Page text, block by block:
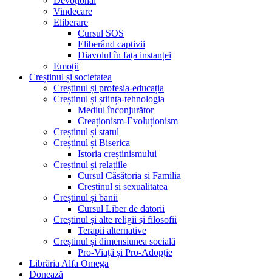
Vindecare
Eliberare
Cursul SOS
Eliberând captivii
Diavolul în fața instanței
Emoții
Creștinul și societatea
Creștinul și profesia-educația
Creștinul și știința-tehnologia
Mediul înconjurător
Creaționism-Evoluționism
Creștinul și statul
Creștinul și Biserica
Istoria creștinismului
Creștinul și relațiile
Cursul Căsătoria și Familia
Creștinul și sexualitatea
Creștinul și banii
Cursul Liber de datorii
Creștinul și alte religii și filosofii
Terapii alternative
Creștinul și dimensiunea socială
Pro-Viață și Pro-Adopție
Librăria Alfa Omega
Donează